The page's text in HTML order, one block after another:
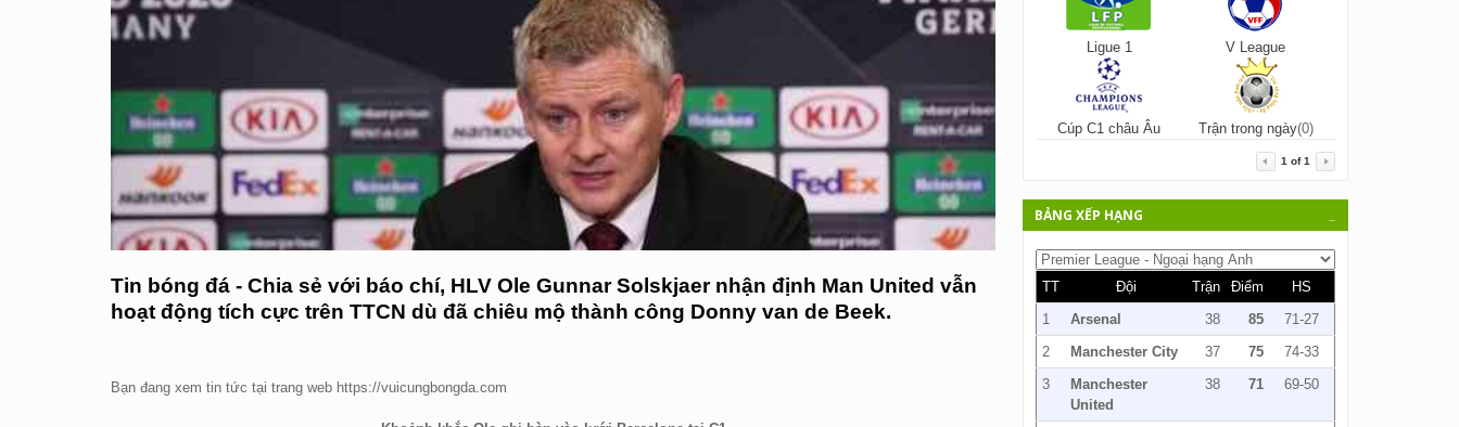
Tin bóng đá - Chia sẻ với báo chí, HLV Ole Gunnar Solskjaer nhận định Man United vẫn
hoạt động tích cực trên TTCN dù đã chiêu mộ thành công Donny van de Beek.
Bạn đang xem tin tức tại trang web https://vuicungbongda.com
Ligue 1 V League
Cúp C1 châu Âu Trận trong ngày(0)
1 of1
BẢNG XẾP HẠNG
TT Đội Trận Điểm
HS
1
Arsenal 38 85
71-27
2
Manchester City 37 75
74-33
3
Manchester
United
38 71 69-50